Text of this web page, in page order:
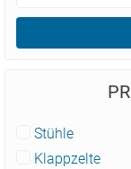
Stühle
Klappzelte